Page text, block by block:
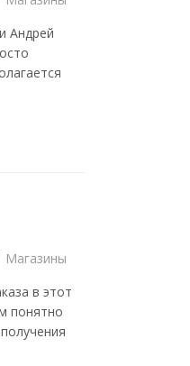
Андрей
Магазины
в этот
понятно